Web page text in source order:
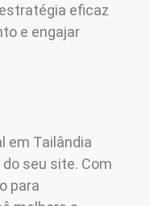
eficaz
e engajar
em Tailândia
seu site. Com
para